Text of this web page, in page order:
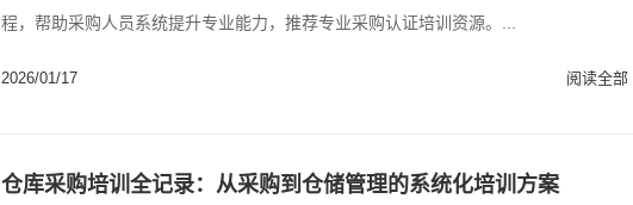
程，帮助采购人员系统提升专业能力，推荐专业采购认证培训资源。...
2026/01/17 阅读全部
仓库采购培训全记录：从采购到仓储管理的系统化培训方案